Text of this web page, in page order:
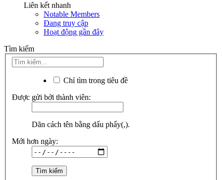
Liên kết nhanh
Notable Members
Đang truy cập
Hoạt động gần đây
Tìm kiếm
Chỉ tìm trong tiêu đề
Được gửi bởi thành viên:
Dãn cách tên bằng dấu phẩy(,).
Mới hơn ngày: